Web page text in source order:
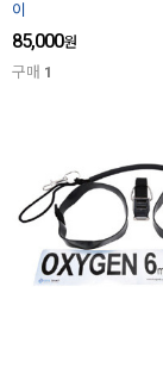
이
85,000원
구매 1